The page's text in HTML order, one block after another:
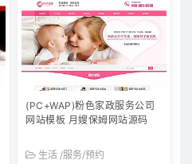
(PC+WAP)粉色家政服务公司
网站模板 月嫂保姆网站源码
生活 /服务/预约